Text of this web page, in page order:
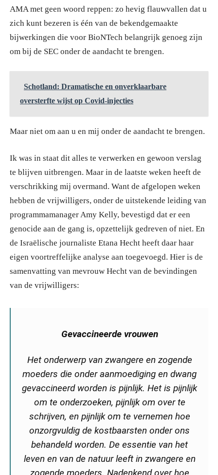
AMA met geen woord reppen: zo hevig flauwvallen dat u
zich kunt bezeren is één van de bekendgemaakte
bijwerkingen die voor BioNTech belangrijk genoeg zijn
om bij de SEC onder de aandacht te brengen.
Schotland: Dramatische en onverklaarbare
oversterfte wijst op Covid-injecties
Maar niet om aan u en mij onder de aandacht te brengen.
Ik was in staat dit alles te verwerken en gewoon verslag
te blijven uitbrengen. Maar in de laatste weken heeft de
verschrikking mij overmand. Want de afgelopen weken
hebben de vrijwilligers, onder de uitstekende leiding van
programmamanager Amy Kelly, bevestigd dat er een
genocide aan de gang is, opzettelijk gedreven of niet. En
de Israëlische journaliste Etana Hecht heeft daar haar
eigen voortreffelijke analyse aan toegevoegd. Hier is de
samenvatting van mevrouw Hecht van de bevindingen
van de vrijwilligers:
Gevaccineerde vrouwen
Het onderwerp van zwangere en zogende
moeders die onder aanmoediging en dwang
gevaccineerd worden is pijnlijk. Het is pijnlijk
om te onderzoeken, pijnlijk om over te
schrijven, en pijnlijk om te vernemen hoe
onzorgvuldig de kostbaarsten onder ons
behandeld worden. De essentie van het
leven en van de natuur leeft in zwangere en